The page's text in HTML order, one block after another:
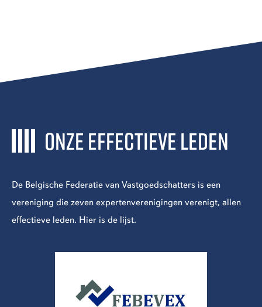
ONZE EFFECTIEVE LEDEN
De Belgische Federatie van Vastgoedschatters is een
vereniging die zeven expertenverenigingen verenigt, allen
effectieve leden. Hier is de lijst.